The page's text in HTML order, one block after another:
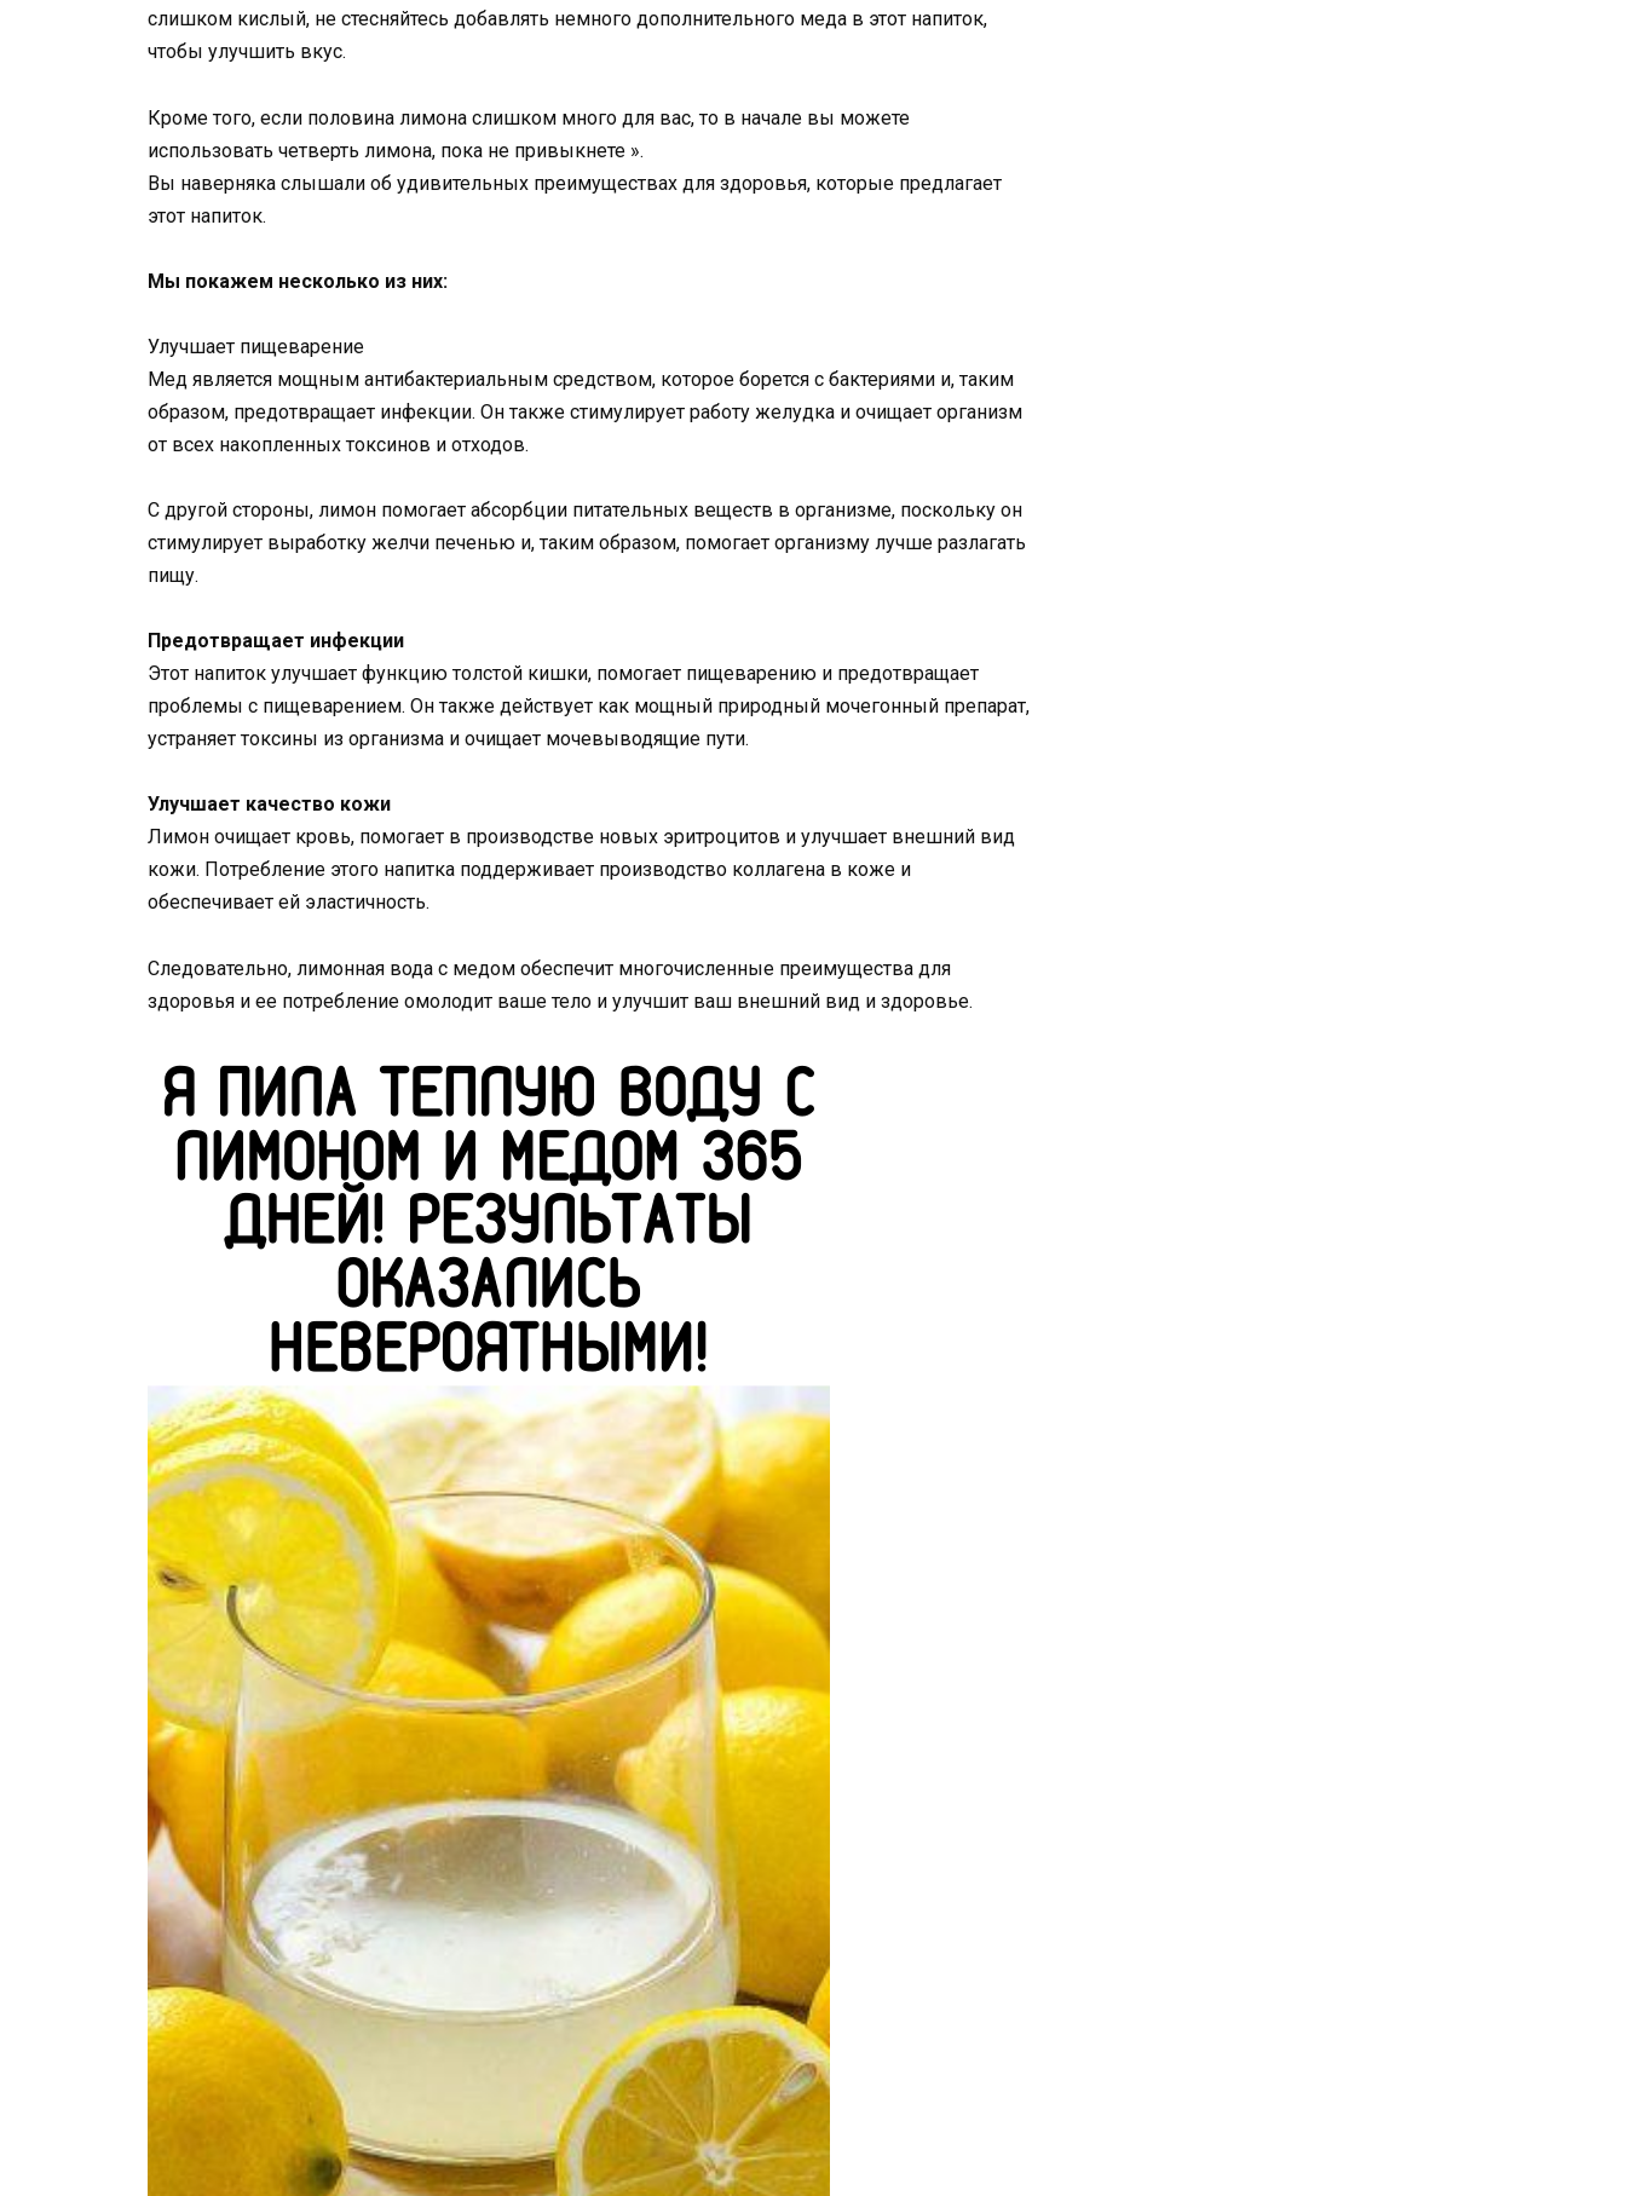
слишком кислый, не стесняйтесь добавлять немного дополнительного меда в этот напиток,
чтобы улучшить вкус.
Кроме того, если половина лимона слишком много для вас, то в начале вы можете
использовать четверть лимона, пока не привыкнете ».
Вы наверняка слышали об удивительных преимуществах для здоровья, которые предлагает
этот напиток.
Мы покажем несколько из них:
Улучшает пищеварение
Мед является мощным антибактериальным средством, которое борется с бактериями и, таким
образом, предотвращает инфекции. Он также стимулирует работу желудка и очищает организм
от всех накопленных токсинов и отходов.
С другой стороны, лимон помогает абсорбции питательных веществ в организме, поскольку он
стимулирует выработку желчи печенью и, таким образом, помогает организму лучше разлагать
пищу.
Предотвращает инфекции
Этот напиток улучшает функцию толстой кишки, помогает пищеварению и предотвращает
проблемы с пищеварением. Он также действует как мощный природный мочегонный препарат,
устраняет токсины из организма и очищает мочевыводящие пути.
Улучшает качество кожи
Лимон очищает кровь, помогает в производстве новых эритроцитов и улучшает внешний вид
кожи. Потребление этого напитка поддерживает производство коллагена в коже и
обеспечивает ей эластичность.
Следовательно, лимонная вода с медом обеспечит многочисленные преимущества для
здоровья и ее потребление омолодит ваше тело и улучшит ваш внешний вид и здоровье.